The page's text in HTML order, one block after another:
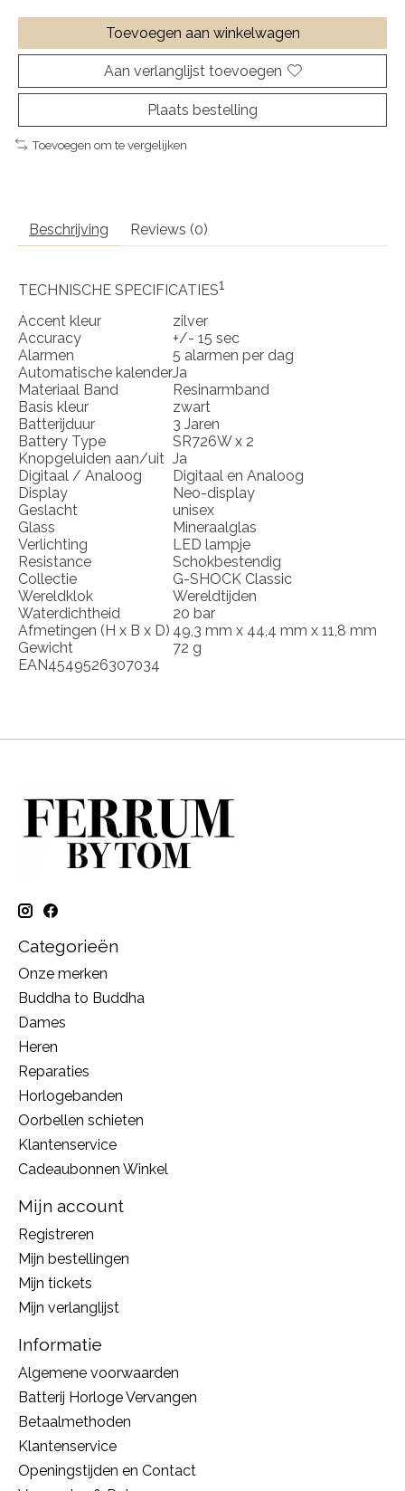
Toevoegen aan winkelwagen
Aan verlanglijst toevoegen
Plaats bestelling
Toevoegen om te vergelijken
Beschrijving Reviews (0)
TECHNISCHE SPECIFICATIES1
Accent kleur
zilver
Accuracy
+/- 15 sec
Alarmen
5 alarmen per dag
Automatische kalenderJa
Materiaal Band
Resinarmband
Basis kleur
zwart
Batterijduur
3 Jaren
Battery Type
SR726W x 2
Knopgeluiden aan/uit Ja
Digitaal / Analoog
Digitaal en Analoog
Display
Neo-display
Geslacht
unisex
Glass
Mineraalglas
Verlichting
LED lampje
Resistance
Schokbestendig
Collectie
G-SHOCK Classic
Wereldklok
Wereldtijden
Waterdichtheid
20 bar
Afmetingen (H x B x D) 49,3 mm x 44,4 mm x 11,8 mm
Gewicht
72 g
EAN4549526307034
Categorieën
Onze merken
Buddha to Buddha
Dames
Heren
Reparaties
Horlogebanden
Oorbellen schieten
Klantenservice
Cadeaubonnen Winkel
Mijn account
Registreren
Mijn bestellingen
Mijn tickets
Mijn verlanglijst
Informatie
Algemene voorwaarden
Batterij Horloge Vervangen
Betaalmethoden
Klantenservice
Openingstijden en Contact